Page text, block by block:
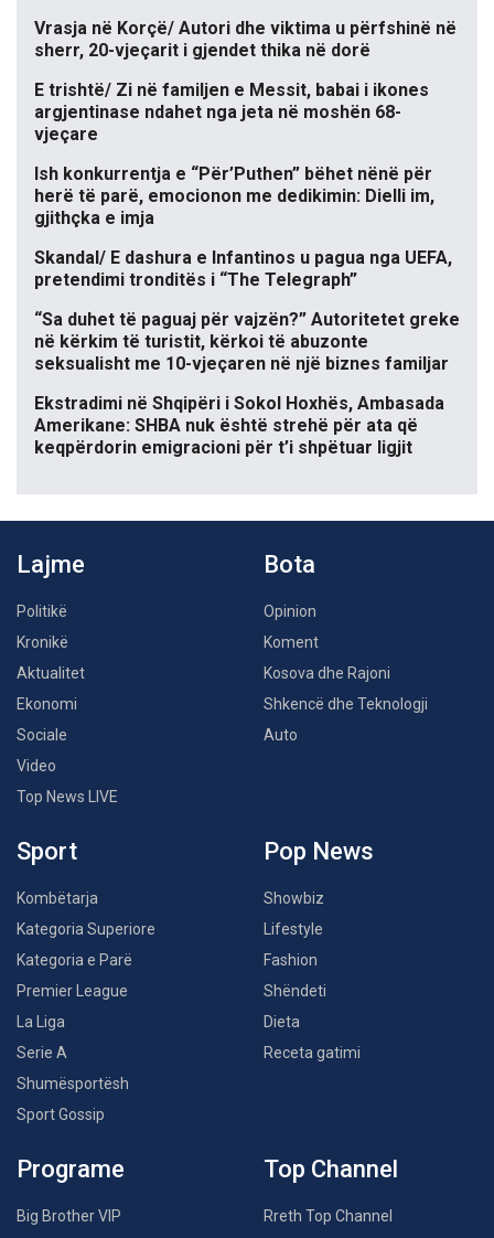
Vrasja në Korçë/ Autori dhe viktima u përfshinë në
sherr, 20-vjeçarit i gjendet thika në dorë
E trishtë/ Zi në familjen e Messit, babai i ikones
argjentinase ndahet nga jeta në moshën 68-
vjeçare
Ish konkurrentja e “Për’Puthen” bëhet nënë për
herë të parë, emocionon me dedikimin: Dielli im,
gjithçka e imja
Skandal/ E dashura e Infantinos u pagua nga UEFA,
pretendimi tronditës i “The Telegraph”
“Sa duhet të paguaj për vajzën?” Autoritetet greke
në kërkim të turistit, kërkoi të abuzonte
seksualisht me 10-vjeçaren në një biznes familjar
Ekstradimi në Shqipëri i Sokol Hoxhës, Ambasada
Amerikane: SHBA nuk është strehë për ata që
keqpërdorin emigracioni për t’i shpëtuar ligjit
Lajme
Politikë
Kronikë
Aktualitet
Ekonomi
Sociale
Video
Top News LIVE
Bota
Opinion
Koment
Kosova dhe Rajoni
Shkencë dhe Teknologji
Auto
Sport
Kombëtarja
Kategoria Superiore
Kategoria e Parë
Premier League
La Liga
Serie A
Shumësportësh
Sport Gossip
Pop News
Showbiz
Lifestyle
Fashion
Shëndeti
Dieta
Receta gatimi
Programe
Big Brother VIP
Top Channel
Rreth Top Channel